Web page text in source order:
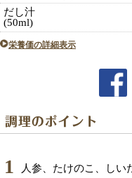
だし汁
(50ml)
栄養価の詳細表示
1
人参、たけのこ、しい